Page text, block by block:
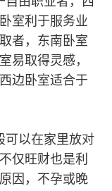
室利于服务业
者，东南卧室
易取得灵感，
边卧室适合于
可以在家里放对
仅旺财也是利
因，不孕或晚